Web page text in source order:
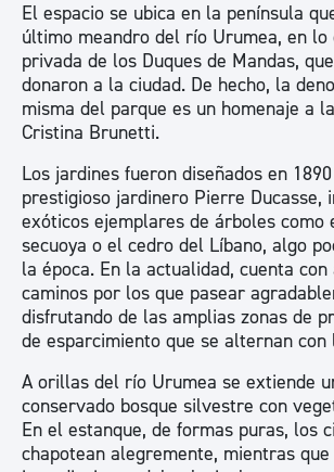
El espacio se ubica en la península
último meandro del río Urumea, en lo
privada de los Duques de Mandas,
donaron a la ciudad. De hecho, la
misma del parque es un homenaje a
Cristina Brunetti.
Los jardines fueron diseñados en
prestigioso jardinero Pierre Ducasse,
exóticos ejemplares de árboles como
secuoya o el cedro del Líbano, algo
la época. En la actualidad, cuenta
caminos por los que pasear
disfrutando de las amplias zonas de
de esparcimiento que se alternan con
A orillas del río Urumea se extiende
conservado bosque silvestre con
En el estanque, de formas puras, los
chapotean alegremente, mientras